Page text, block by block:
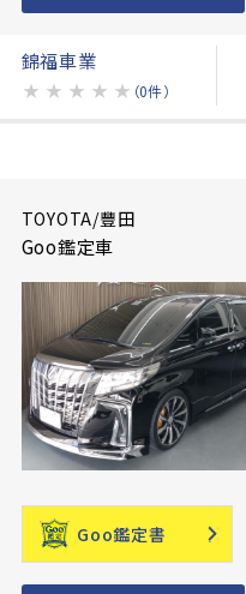
錦福車業
★ ★ ★ ★ ★ （0件）
TOYOTA/豐田
Goo鑑定車
Goo鑑定書